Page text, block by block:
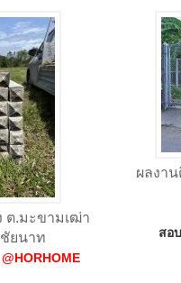
ต.มะขามเฒ่า
ยนาท
@HORHOME
ผลงา
สอ